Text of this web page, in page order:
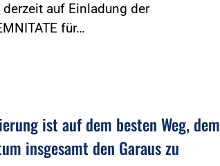
auf Einladung der
für…
ist auf dem besten Weg, dem
insgesamt den Garaus zu